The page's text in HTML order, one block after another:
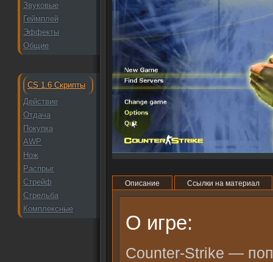
Звуковые
Геймплей
Эффекты
Общие
CS 1.6 Скрипты
Действие
Отдача
Покупка
AWP
Нож
Распрыг
Стрейф
Стрельба
Комплексные
Описание Ссылки на материал
О игре:
Counter-Strike —